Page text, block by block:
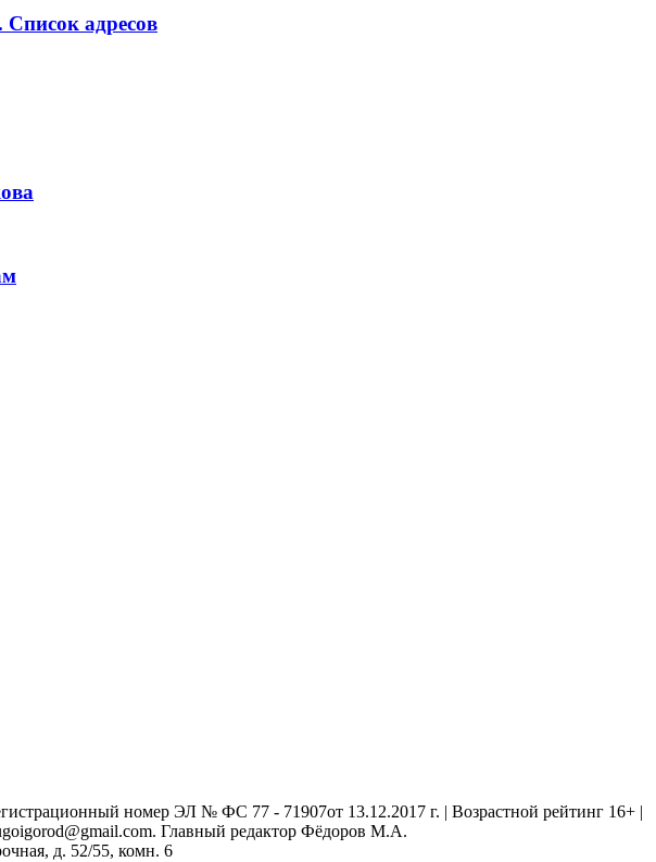
Список адресов
номер ЭЛ № ФС 77 - 71907от 13.12.2017 г. | Возрастной рейтинг 16+ |
Главный редактор Фёдоров М.А.
д. 52/55, комн. 6